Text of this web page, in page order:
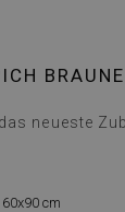
neueste
60x90 cm